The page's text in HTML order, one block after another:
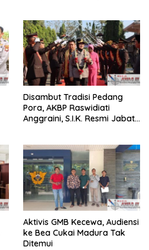
Disambut Tradisi Pedang
Pora, AKBP Raswidiati
Anggraini, S.I.K. Resmi Jabat
Aktivis GMB Kecewa, Audiensi
ke Bea Cukai Madura Tak
Ditemui